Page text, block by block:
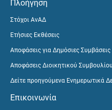
Πλοήγηση
Στόχοι ΑνΑΔ
Ετήσιες Εκθέσεις
Αποφάσεις για Δημόσιες Συμβάσεις
Αποφάσεις Διοικητικού Συμβουλίου
Δείτε προηγούμενα Ενημερωτικά
Επικοινωνία